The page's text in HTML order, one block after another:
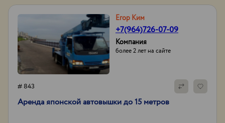
Егор Ким
+7(964)726-07-09
Компания
более 2 лет на сайте
# 843
Аpенда японской aвтовышки дo 15 метрoв